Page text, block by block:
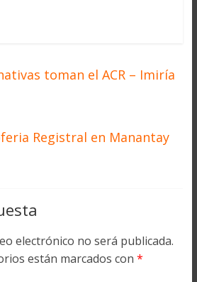
toman el ACR – Imiría
Registral en Manantay
electrónico no será publicada.
están marcados con *